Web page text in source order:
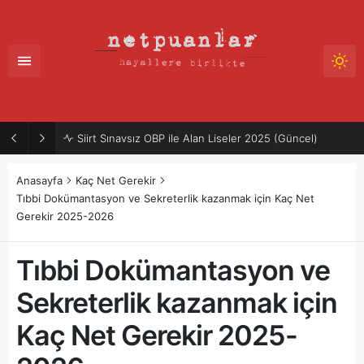
Siirt Sınavsız OBP ile Alan Liseler 2025 (Güncel)
Anasayfa
Kaç Net Gerekir
Tıbbi Dokümantasyon ve Sekreterlik kazanmak için Kaç Net
Gerekir 2025-2026
Tıbbi Dokümantasyon ve
Sekreterlik kazanmak için
Kaç Net Gerekir 2025-